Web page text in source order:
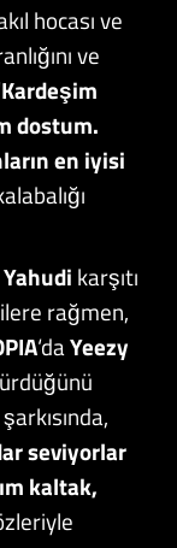
hocası ve
ve
Kardeşim
dostum.
en iyisi
Yahudi karşıtı
rağmen,
‘daYeezy
şarkısında,
seviyorlar
kaltak,